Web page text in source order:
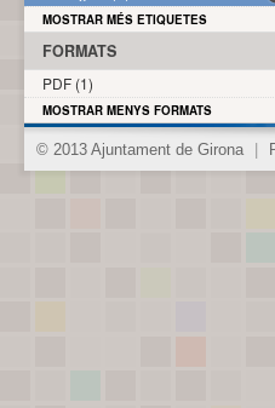
MOSTRAR MÉS ETIQUETES
FORMATS
PDF (1)
MOSTRAR MENYS FORMATS
© 2013 Ajuntament de Girona